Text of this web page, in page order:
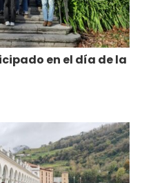
en el día de la